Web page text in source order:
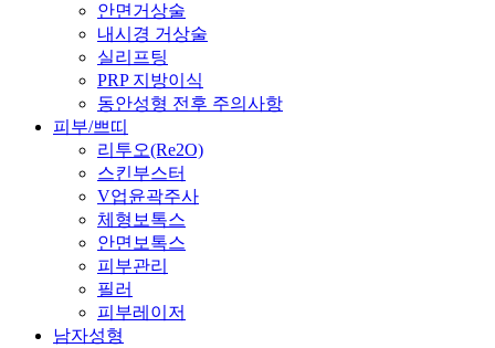
안면거상술
내시경 거상술
실리프팅
PRP 지방이식
동안성형 전후 주의사항
피부/쁘띠
리투오(Re2O)
스킨부스터
V업윤곽주사
체형보톡스
안면보톡스
피부관리
필러
피부레이저
남자성형